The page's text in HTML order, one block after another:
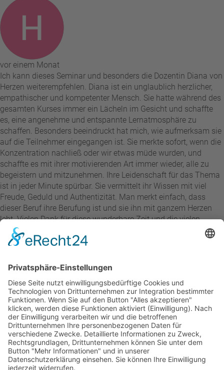
vor einem Monat
Ich kann dieses Seminar und besonders die Dozentin Diana von
Herzen weiterempfehlen. Diana ist ein unglaublich herzlicher,
empathischer und kompetenter Mensch. Sie hatte während des
gesamten Kurses immer ein Lächeln im Gesicht und schaffte
es, eine angenehme und entspannte Lernatmosphäre zu
schaffen. Besonders beeindruckt hat mich, wie aufmerksam sie
auf die Teilnehmer eingegangen ist. Sie merkte sofort, wenn die
Konzentration nachließ oder wir etwas müde wurden, und
schaffte es mit ihrer motivierenden Art immer wieder, alle zu
begeistern und mitzunehmen. Ihre Leidenschaft für das Thema
ist in jeder Minute spürbar. Sie vermittelt ihr Wissen mit viel
Freude, Geduld und Authentizität. Man merkt einfach, dass
dieser Beruf ihre Berufung ist und sie ihn mit ganzem Herzen
lebt. Vielen Dank für diese wunderbare Zeit und die vielen
wertvollen Erfahrungen. Diana ist eine Dozentin, die man so
schnell nicht vergisst!
vor 2 Monaten
Der Ablauf verlief ohne jegliche Komplikationen. Die Lehrkräfte
und Dozenten waren äußerst freundlich. Die Korrekturen
erfolgten stets in kürzester Zeit. Auf Anfragen erhielt ich prompt